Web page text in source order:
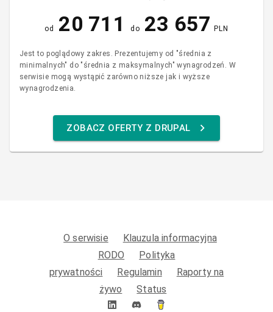
od 20 711 do 23 657 PLN
Jest to poglądowy zakres. Prezentujemy od "średnia z
minimalnych" do "średnia z maksymalnych" wynagrodzeń. W
serwisie mogą wystąpić zarówno niższe jak i wyższe
wynagrodzenia.
ZOBACZ OFERTY Z DRUPAL
O serwisie
Klauzula informacyjna
RODO
Polityka
prywatności
Regulamin
Raporty na
żywo
Status